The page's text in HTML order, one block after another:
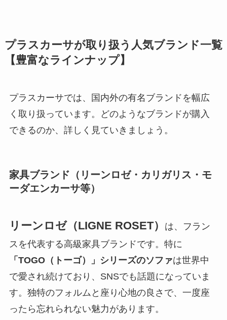
プラスカーサが取り扱う人気ブランド一覧
【豊富なラインナップ】
プラスカーサでは、国内外の有名ブランドを幅広
く取り扱っています。どのようなブランドが購入
できるのか、詳しく見ていきましょう。
家具ブランド（リーンロゼ・カリガリス・モ
ーダエンカーサ等）
リーンロゼ（LIGNE ROSET）
は、フラン
スを代表する高級家具ブランドです。特に
「TOGO（トーゴ）」シリーズのソファは世界中
で愛され続けており、SNSでも話題になっていま
す。独特のフォルムと座り心地の良さで、一度座
ったら忘れられない魅力があります。